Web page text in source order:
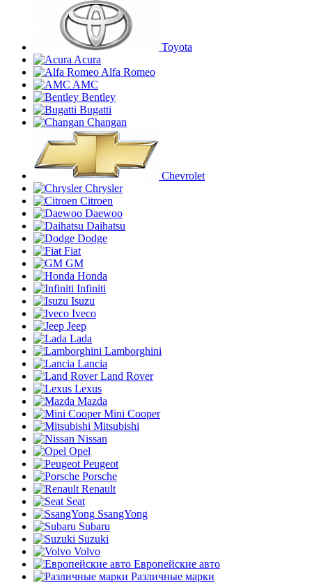
Toyota
Acura
Alfa Romeo
AMC
Bentley
Bugatti
Changan
Chevrolet
Chrysler
Citroen
Daewoo
Daihatsu
Dodge
Fiat
GM
Honda
Infiniti
Isuzu
Iveco
Jeep
Lada
Lamborghini
Lancia
Land Rover
Lexus
Mazda
Mini Cooper
Mitsubishi
Nissan
Opel
Peugeot
Porsche
Renault
Seat
SsangYong
Subaru
Suzuki
Volvo
Европейские авто
Различные марки